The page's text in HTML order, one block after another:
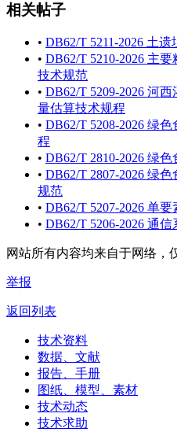
相关帖子
• DB62/T 5211-2026 土
• DB62/T 5210-2026 主
技术规范
• DB62/T 5209-2026 河
量估算技术规程
• DB62/T 5208-2026 绿
程
• DB62/T 2810-2026 绿
• DB62/T 2807-2026 绿
规范
• DB62/T 5207-2026 单
• DB62/T 5206-2026 通
网站所有内容均来自于网络，
举报
返回列表
技术资料
数据、文献
报告、手册
图纸、模型、素材
技术动态
技术求助